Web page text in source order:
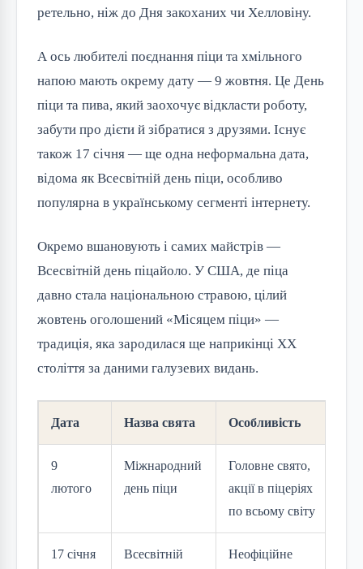
ретельно, ніж до Дня закоханих чи Хелловіну.
А ось любителі поєднання піци та хмільного
напою мають окрему дату — 9 жовтня. Це День
піци та пива, який заохочує відкласти роботу,
забути про дієти й зібратися з друзями. Існує
також 17 січня — ще одна неформальна дата,
відома як Всесвітній день піци, особливо
популярна в українському сегменті інтернету.
Окремо вшановують і самих майстрів —
Всесвітній день піцайоло. У США, де піца
давно стала національною стравою, цілий
жовтень оголошений «Місяцем піци» —
традиція, яка зародилася ще наприкінці ХХ
століття за даними галузевих видань.
Дата Назва свята Особливість
9
лютого
Міжнародний
день піци
Головне свято,
акції в піцеріях
по всьому світу
17 січня
Всесвітній
Неофіційне